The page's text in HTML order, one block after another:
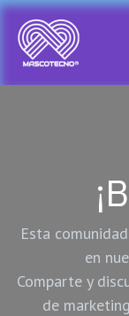
Ir al contenido
Esta
en
Comparte y
de